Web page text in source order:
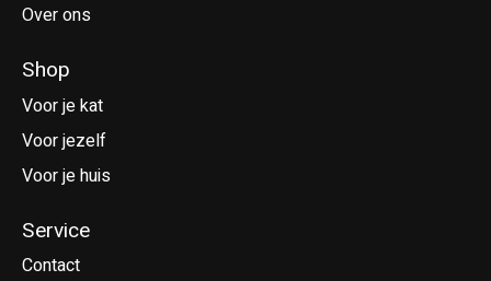
Over ons
Shop
Voor je kat
Voor jezelf
Voor je huis
Service
Contact